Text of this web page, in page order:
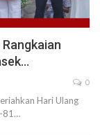
0
Hari Ulang
81…